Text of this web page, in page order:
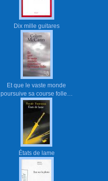
Dix mille guitares
Et que le vaste monde
poursuive sa course folle…
États de lame